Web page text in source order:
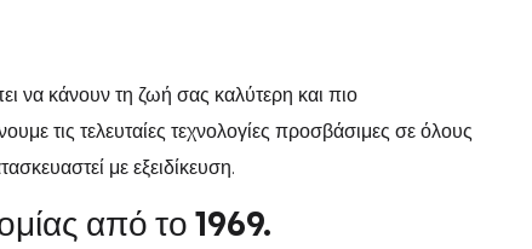
να κάνουν τη ζωή σας καλύτερη και πιο
τις τελευταίες τεχνολογίες προσβάσιμες σε όλους
με εξειδίκευση.
από το 1969.